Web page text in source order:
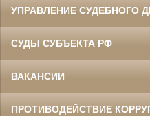
УПРАВЛЕНИЕ СУДЕБНОГО
СУДЫ СУБЪЕКТА РФ
ВАКАНСИИ
ПРОТИВОДЕЙСТВИЕ